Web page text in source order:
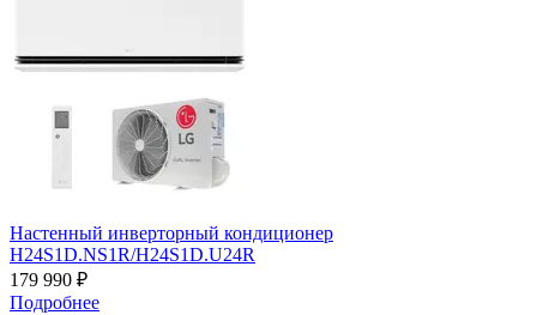
Настенный инверторный кондиционер
H24S1D.NS1R/H24S1D.U24R
179 990 ₽
Подробнее